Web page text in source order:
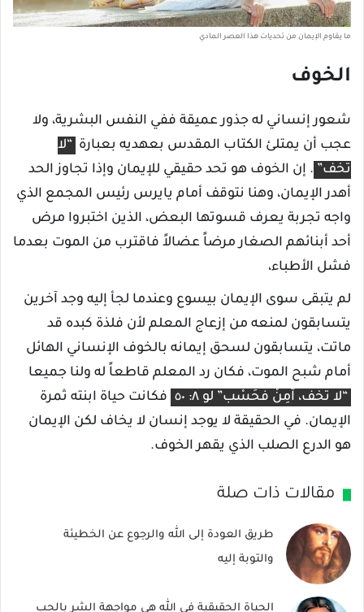
ما يقاوم الإيمان من تحديات هذا العصر المادي
الخوف
شعور إنساني له جذور عميقة ففي النفس البشرية، ولا
عجب أن يمتلئ الكتاب المقدس بعهديه بعبارة “لا
تخف” . إن الخوف هو تحد حقيقي للإيمان وإذا تجاوز الحد
أهدر الإيمان، وهنا نتوقف أمام يايرس رئيس المجمع الذي
واجه تجربة يعرف قسوتها البعض، الذين اختبروا مرض
أحد أبنائهم الصغار مرضاً عضالاً فاقترب من الموت بعدما
فشل الأطباء،
لم يتبقى سوى الإيمان بيسوع وعندما لجأ إليه وجد آخرين
يتسابقون لمنعه من إزعاج المعلم لأن فلذة كبده قد
ماتت، يتسابقون لسحق إيمانه بالخوف الإنساني الهائل
أمام شبح الموت، فكان رد المعلم قاطعاً له ولنا جميعا
“لا تَخَفْ، آمِنْ فحَسْب” لو ٨: ٥٠
فكانت حياة ابنته ثمرة
الإيمان. في الحقيقة لا يوجد إنسان لا يخاف لكن الإيمان
هو الدرع الصلب الذي يقهر الخوف.
مقالات ذات صلة
طريق العودة إلى الله والرجوع عن الخطيئة
والتوبة إليه
الحياة الحقيقية في الله هي مواجهة الشر بالحب